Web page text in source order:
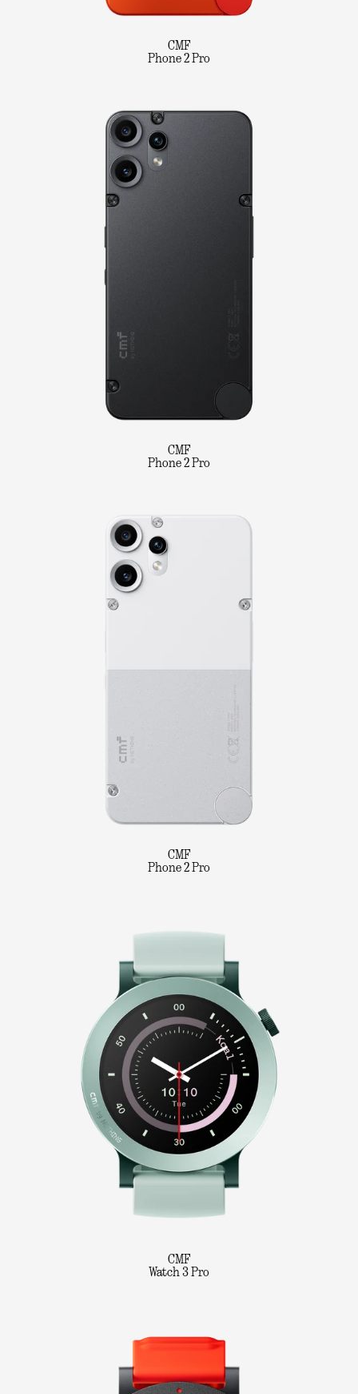
CMF
Phone 2 Pro
CMF
Phone 2 Pro
CMF
Phone 2 Pro
CMF
Watch 3 Pro